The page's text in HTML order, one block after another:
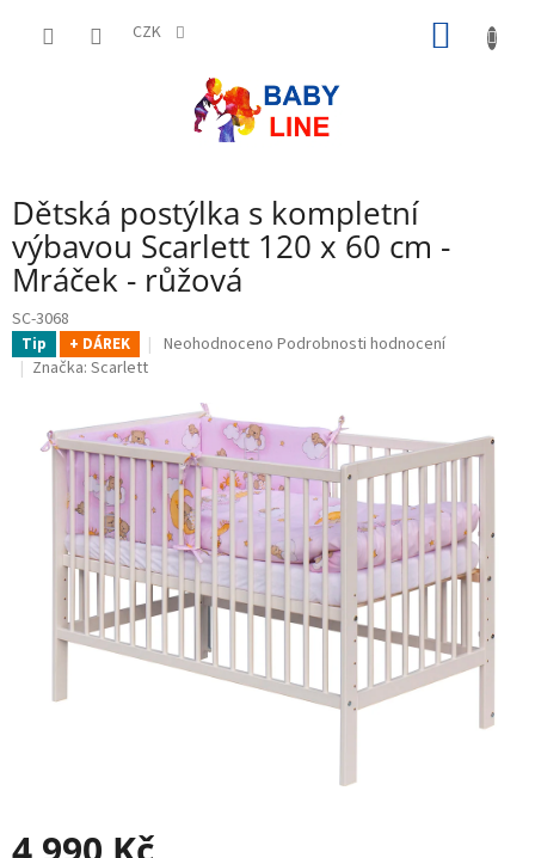
CZK
Dětská postýlka s kompletní
výbavou Scarlett 120 x 60 cm -
Mráček - růžová
SC-3068
Tip + DÁREK
Průměrné
je
0,0
z
5
hvězdiček.
Neohodnoceno Podrobnosti hodnocení
Značka: Scarlett